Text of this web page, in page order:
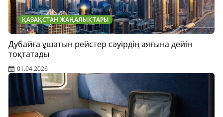
ҚАЗАҚСТАН ЖАҢАЛЫҚТАРЫ
Дубайға ұшатын рейстер сәуірдің аяғына дейін
тоқтатады
01.04.2026